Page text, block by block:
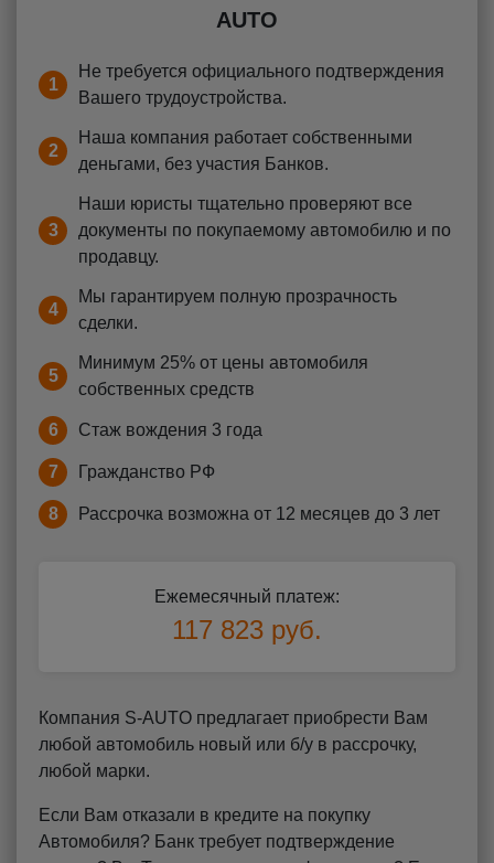
AUTO
1
Не требуется официального подтверждения
Вашего трудоустройства.
2
Наша компания работает собственными
деньгами, без участия Банков.
3
Наши юристы тщательно проверяют все
документы по покупаемому автомобилю и по
продавцу.
4
Мы гарантируем полную прозрачность
сделки.
5
Минимум 25% от цены автомобиля
собственных средств
6 Стаж вождения 3 года
7 Гражданство РФ
8 Рассрочка возможна от 12 месяцев до 3 лет
Ежемесячный платеж:
117 823 руб.
Компания S-AUTO предлагает приобрести Вам
любой автомобиль новый или б/у в рассрочку,
любой марки.
Если Вам отказали в кредите на покупку
Автомобиля? Банк требует подтверждение